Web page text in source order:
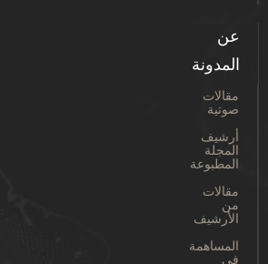
عن
المدونة
مقالات
صوتية
أرشيف
المجلة
المطبوعة
مقالات
من
الأرشيف
المساهمة
في